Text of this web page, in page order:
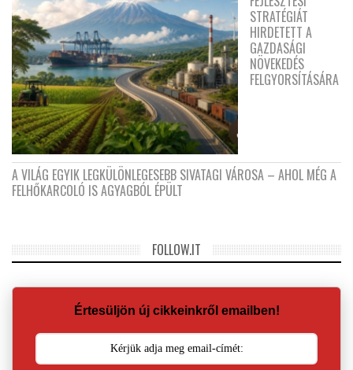
STRATÉGIÁT
HIRDETETT A
GAZDASÁGI
NÖVEKEDÉS
FELGYORSÍTÁSÁRA
A VILÁG EGYIK LEGKÜLÖNLEGESEBB SIVATAGI VÁROSA – AHOL MÉG A
FELHŐKARCOLÓ IS AGYAGBÓL ÉPÜLT
FOLLOW.IT
Értesüljön új cikkeinkről emailben!